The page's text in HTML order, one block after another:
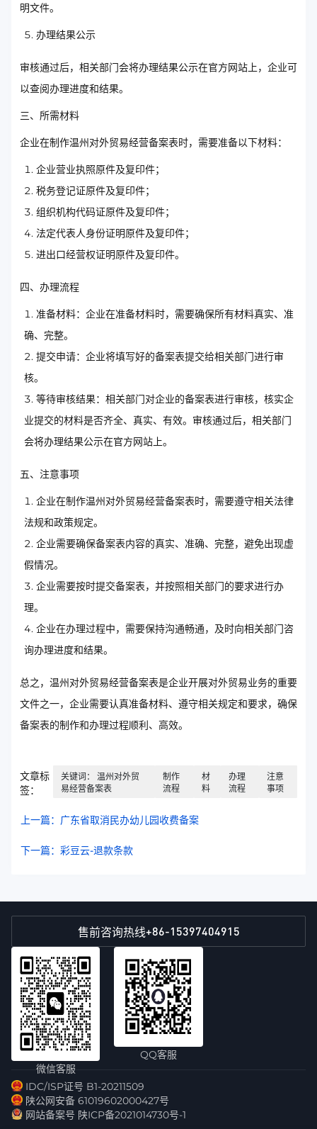
明文件。
办理结果公示
审核通过后，相关部门会将办理结果公示在官方网站上，企业可
以查阅办理进度和结果。
三、所需材料
企业在制作温州对外贸易经营备案表时，需要准备以下材料：
企业营业执照原件及复印件；
税务登记证原件及复印件；
组织机构代码证原件及复印件；
法定代表人身份证明原件及复印件；
进出口经营权证明原件及复印件。
四、办理流程
准备材料：企业在准备材料时，需要确保所有材料真实、准
确、完整。
提交申请：企业将填写好的备案表提交给相关部门进行审
核。
等待审核结果：相关部门对企业的备案表进行审核，核实企
业提交的材料是否齐全、真实、有效。审核通过后，相关部门
会将办理结果公示在官方网站上。
五、注意事项
企业在制作温州对外贸易经营备案表时，需要遵守相关法律
法规和政策规定。
企业需要确保备案表内容的真实、准确、完整，避免出现虚
假情况。
企业需要按时提交备案表，并按照相关部门的要求进行办
理。
企业在办理过程中，需要保持沟通畅通，及时向相关部门咨
询办理进度和结果。
总之，温州对外贸易经营备案表是企业开展对外贸易业务的重要
文件之一，企业需要认真准备材料、遵守相关规定和要求，确保
备案表的制作和办理过程顺利、高效。
文章标
签：
关键词： 温州对外贸
易经营备案表
制作
流程
材
料
办理
流程
注意
事项
上一篇：广东省取消民办幼儿园收费备案
下一篇：彩豆云-退款条款
售前咨询热线+86-15397404915
微信客服
QQ客服
IDC/ISP证号 B1-20211509
陕公网安备 61019602000427号
网站备案号 陕ICP备2021014730号-1